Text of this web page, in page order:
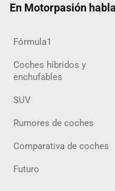
En Motorpasión
Fórmula1
Coches híbridos y
enchufables
SUV
Rumores de coches
Comparativa de coches
Futuro